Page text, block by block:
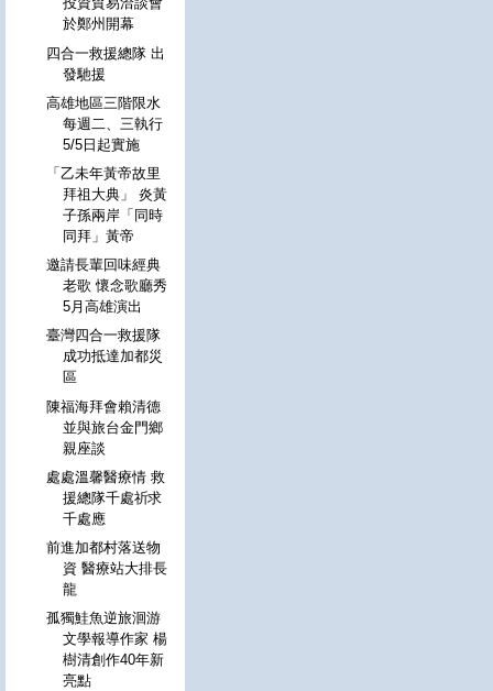
於鄭州開幕
四合一救援總隊 出
發馳援
高雄地區三階限水
每週二、三執行
5/5日起實施
「乙未年黃帝故里
拜祖大典」 炎黃
子孫兩岸「同時
同拜」黃帝
邀請長輩回味經典
老歌 懷念歌廳秀
5月高雄演出
臺灣四合一救援隊
成功抵達加都災
區
陳福海拜會賴清德
並與旅台金門鄉
親座談
處處溫馨醫療情 救
援總隊千處祈求
千處應
前進加都村落送物
資 醫療站大排長
龍
孤獨鮭魚逆旅洄游
文學報導作家 楊
樹清創作40年新
亮點